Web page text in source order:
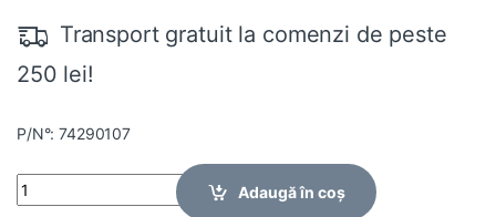
Transport gratuit la comenzi de peste
250 lei!
P/N°: 74290107
Quantity
Adaugă în coș